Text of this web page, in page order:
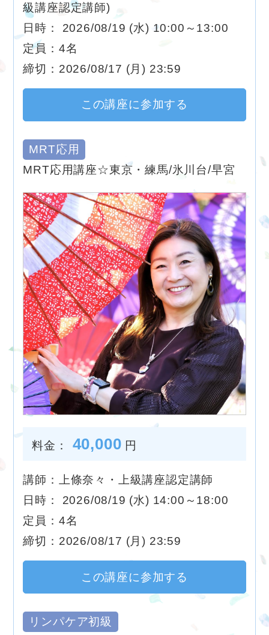
級講座認定講師)
日時： 2026/08/19 (水) 10:00～13:00
定員：4名
締切：2026/08/17 (月) 23:59
この講座に参加する
MRT応用
MRT応用講座☆東京・練馬/氷川台/早宮
料金： 40,000 円
講師：上條奈々・上級講座認定講師
日時： 2026/08/19 (水) 14:00～18:00
定員：4名
締切：2026/08/17 (月) 23:59
この講座に参加する
リンパケア初級